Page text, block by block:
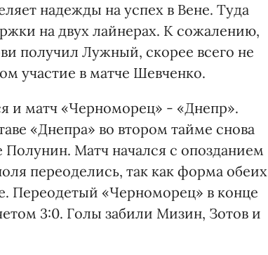
надежды на успех в Вене. Туда
на двух лайнерах. К сожалению,
получил Лужный, скорее всего не
участие в матче Шевченко.
и матч «Черноморец» - «Днепр».
«Днепра» во втором тайме снова
Матч начался с опозданием
переоделись, так как форма обеих
Переодетый «Черноморец» в конце
3:0. Голы забили Мизин, Зотов и